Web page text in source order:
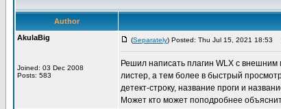
Author
AkulaBig
Joined: 03 Dec 2008
Posts: 583
(Separately) Posted: Thu Jul 15, 2021 18:53
Решил написать плагин WLX с внешним
листер, а тем более в быстрый
детект-строку, название проги и
Может кто может поподробнее